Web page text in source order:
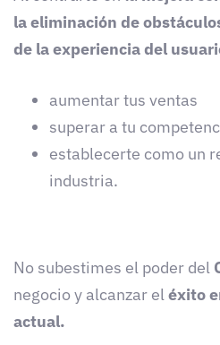
la eliminación de
de la experiencia del
aumentar tus ventas
superar a tu
establecerte como un
industria.
No subestimes el poder del
negocio y alcanzar el éxito
actual.